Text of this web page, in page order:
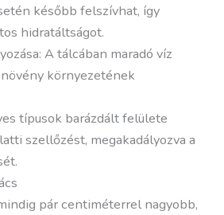
később felszívhat, így
hidratáltságot.
A tálcában maradó víz
környezetének
típusok barázdált felülete
szellőzést, megakadályozva a
pár centiméterrel nagyobb,